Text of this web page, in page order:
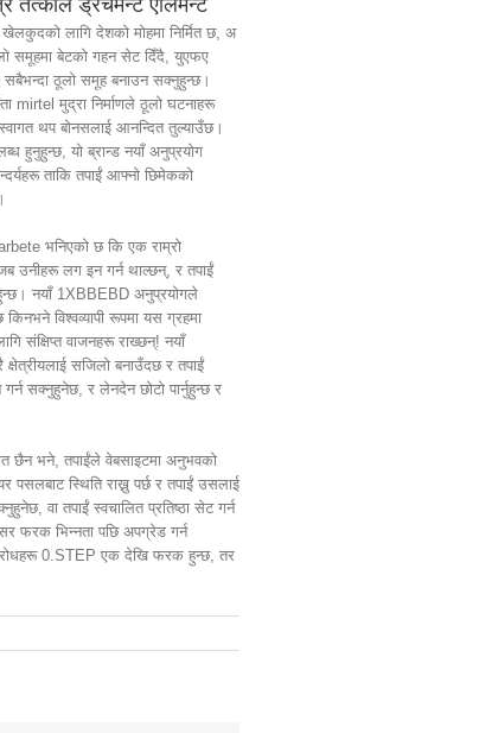
तत्काल ड्रेचमेन्ट एलिमेन्ट
लागि देशको मोहमा निर्मित छ, अ
समूहमा बेटको गहन सेट दिँदै, युएफए
सबैभन्दा ठूलो समूह बनाउन सक्नुहुन्छ।
mirtel मुद्रा निर्माणले ठूलो घटनाहरू
थप बोनसलाई आनन्दित तुल्याउँछ।
हुनुहुन्छ, यो ब्रान्ड नयाँ अनुप्रयोग
ताकि तपाईं आफ्नो छिमेकको
भनिएको छ कि एक राम्रो
उनीहरू लग इन गर्न थाल्छन्, र तपाईं
नयाँ 1XBBEBD अनुप्रयोगले
विश्वव्यापी रूपमा यस ग्रहमा
संक्षिप्त वाजनहरू राख्छन्! नयाँ
सजिलो बनाउँदछ र तपाईं
गर्न सक्नुहुनेछ, र लेनदेन छोटो पार्नुहुन्छ र
छैन भने, तपाईंले वेबसाइटमा अनुभवको
पसलबाट स्थिति राख्नु पर्छ र तपाईं उसलाई
वा तपाईं स्वचालित प्रतिष्ठा सेट गर्न
फरक भिन्नता पछि अपग्रेड गर्न
0.STEP एक देखि फरक हुन्छ, तर